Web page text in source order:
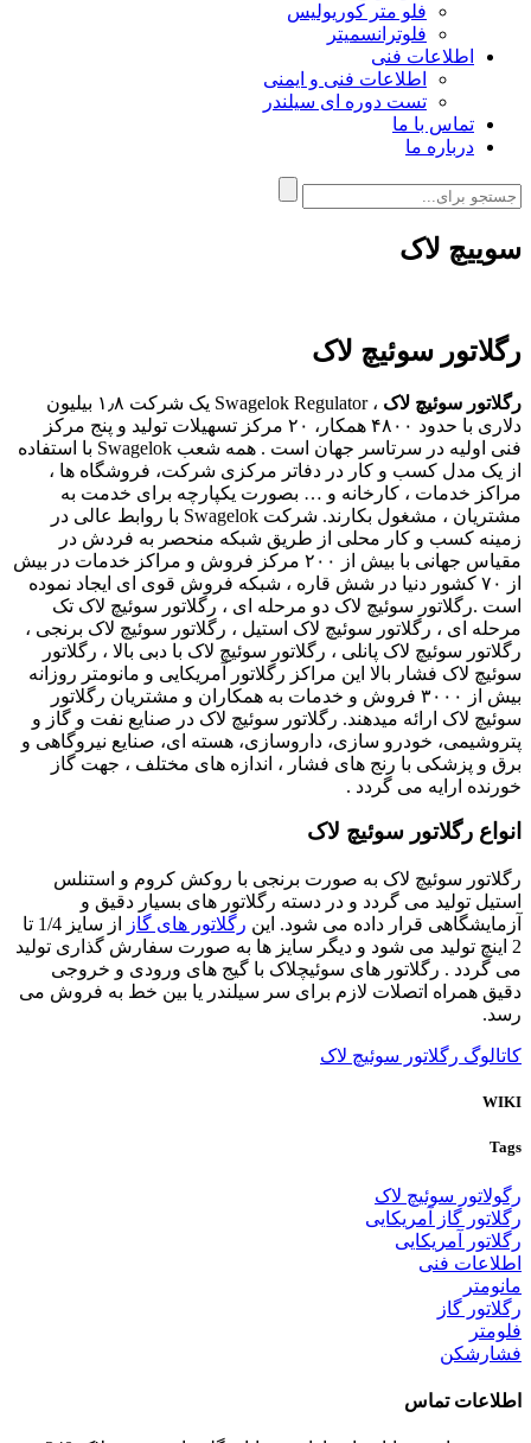
فلو متر کوریولیس
فلوترانسمیتر
اطلاعات فنی
اطلاعات فنی و ایمنی
تست دوره ای سیلندر
تماس با ما
درباره ما
سوییچ لاک
رگلاتور سوئیچ لاک
رگلاتور سوئیچ لاک
، Swagelok Regulator یک شرکت ۱٫۸ بیلیون
دلاری با حدود ۴۸۰۰ همکار، ۲۰ مرکز تسهیلات تولید و پنج مرکز
فنی اولیه در سرتاسر جهان است . همه شعب Swagelok با استفاده
از یک مدل کسب و کار در دفاتر مرکزی شرکت، فروشگاه ها ،
مراکز خدمات ، کارخانه و … بصورت یکپارچه برای خدمت به
مشتریان ، مشغول بکارند. شرکت Swagelok با روابط عالی در
زمینه کسب و کار محلی از طریق شبکه منحصر به فردش در
مقیاس جهانی با بیش از ۲۰۰ مرکز فروش و مراکز خدمات در بیش
از ۷۰ کشور دنیا در شش قاره ، شبکه فروش قوی ای ایجاد نموده
است .رگلاتور سوئیچ لاک دو مرحله ای ، رگلاتور سوئیچ لاک تک
مرحله ای ، رگلاتور سوئیچ لاک استیل ، رگلاتور سوئیچ لاک برنجی ،
رگلاتور سوئیچ لاک پانلی ، رگلاتور سوئیچ لاک با دبی بالا ، رگلاتور
سوئیچ لاک فشار بالا این مراکز رگلاتور آمریکایی و مانومتر روزانه
بیش از ۳۰۰۰ فروش و خدمات به همکاران و مشتریان رگلاتور
سوئیچ لاک ارائه میدهند. رگلاتور سوئیچ لاک در صنایع نفت و گاز و
پتروشیمی، خودرو سازی، داروسازی، هسته ای، صنایع نیروگاهی و
برق و پزشکی با رنج های فشار ، اندازه های مختلف ، جهت گاز
خورنده ارایه می گردد .
انواع رگلاتور سوئیچ لاک
رگلاتور سوئیچ لاک به صورت برنجی با روکش کروم و استنلس
استیل تولید می گردد و در دسته رگلاتور های بسیار دقیق و
آزمایشگاهی قرار داده می شود. این رگلاتور های گاز
از سایز 1/4 تا
2 اینچ تولید می شود و دیگر سایز ها به صورت سفارش گذاری تولید
می گردد . رگلاتور های سوئیچلاک با گیج های ورودی و خروجی
دقیق همراه اتصلات لازم برای سر سیلندر یا بین خط به فروش می
رسد.
کاتالوگ رگلاتور سوئیچ لاک
WIKI
Tags
رگولاتور سوئیچ لاک
رگلاتور گاز آمریکایی
رگلاتور آمریکایی
اطلاعات فنی
مانومتر
رگلاتور گاز
فلومتر
فشارشکن
اطلاعات تماس